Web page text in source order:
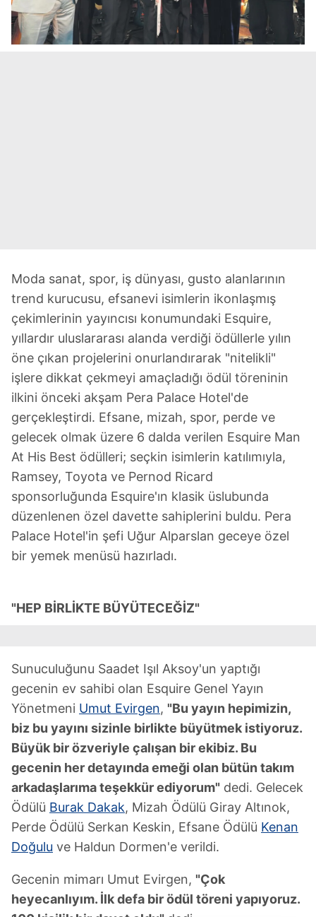
Moda sanat, spor, iş dünyası, gusto alanlarının
trend kurucusu, efsanevi isimlerin ikonlaşmış
çekimlerinin yayıncısı konumundaki Esquire,
yıllardır uluslararası alanda verdiği ödüllerle yılın
öne çıkan projelerini onurlandırarak "nitelikli"
işlere dikkat çekmeyi amaçladığı ödül töreninin
ilkini önceki akşam Pera Palace Hotel'de
gerçekleştirdi. Efsane, mizah, spor, perde ve
gelecek olmak üzere 6 dalda verilen Esquire Man
At His Best ödülleri; seçkin isimlerin katılımıyla,
Ramsey, Toyota ve Pernod Ricard
sponsorluğunda Esquire'ın klasik üslubunda
düzenlenen özel davette sahiplerini buldu. Pera
Palace Hotel'in şefi Uğur Alparslan geceye özel
bir yemek menüsü hazırladı.
"HEP BİRLİKTE BÜYÜTECEĞİZ"
Sunuculuğunu Saadet Işıl Aksoy'un yaptığı
gecenin ev sahibi olan Esquire Genel Yayın
Yönetmeni Umut Evirgen, "Bu yayın hepimizin,
biz bu yayını sizinle birlikte büyütmek istiyoruz.
Büyük bir özveriyle çalışan bir ekibiz. Bu
gecenin her detayında emeği olan bütün takım
arkadaşlarıma teşekkür ediyorum" dedi. Gelecek
Ödülü Burak Dakak, Mizah Ödülü Giray Altınok,
Perde Ödülü Serkan Keskin, Efsane Ödülü Kenan
Doğulu ve Haldun Dormen'e verildi.
Gecenin mimarı Umut Evirgen, "Çok
heyecanlıyım. İlk defa bir ödül töreni yapıyoruz.